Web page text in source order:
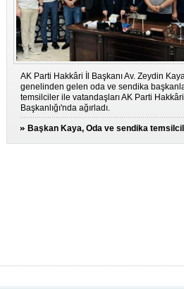
AK Parti Hakkâri İl Başkanı Av. Zeydin
genelinden gelen oda ve sendika
temsilciler ile vatandaşları AK Parti Hakkâri
Başkanlığı'nda ağırladı.
Başkan Kaya, Oda ve sendika
ağırladı